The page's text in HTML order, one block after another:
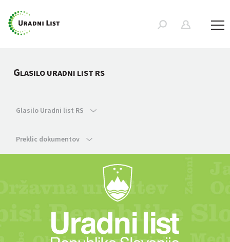
GLASILO URADNI LIST RS
Glasilo Uradni list RS
Preklic dokumentov